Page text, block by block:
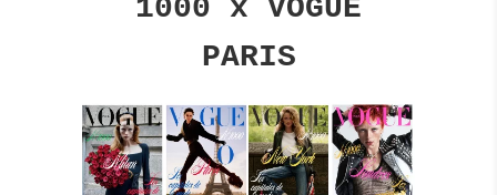
1000 x VOGUE
PARIS